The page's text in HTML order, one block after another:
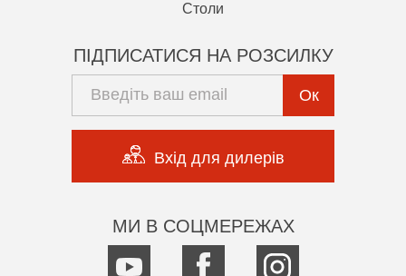
Cтоли
ПІДПИСАТИСЯ НА РОЗСИЛКУ
Ок
Вхід для дилерів
МИ В СОЦМЕРЕЖАХ